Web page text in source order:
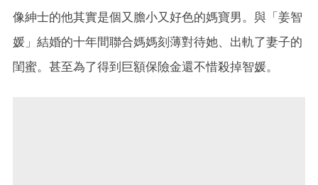
像紳士的他其實是個又膽小又好色的媽寶男。與「姜智
媛」結婚的十年間聯合媽媽刻薄對待她、出軌了妻子的
閨蜜。甚至為了得到巨額保險金還不惜殺掉智媛。